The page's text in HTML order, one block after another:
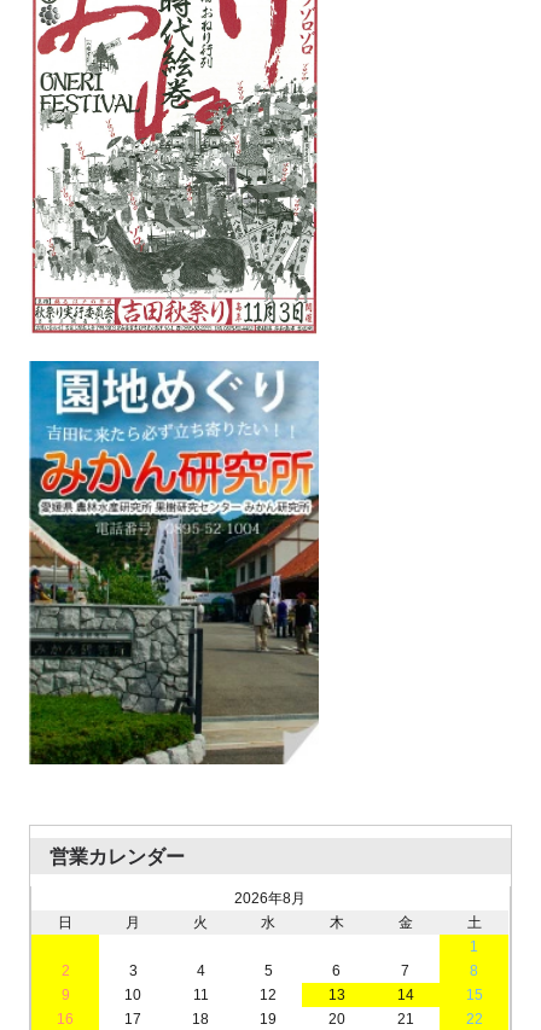
営業カレンダー
2026年8月
日
月 火 水 木 金
土
1
2
3 4 5 6 7
8
9
10 11 12 13 14
15
16
17 18 19 20 21
22